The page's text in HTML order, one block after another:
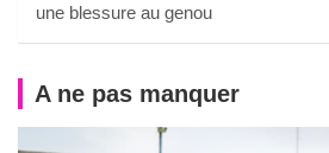
une blessure au genou
A ne pas manquer